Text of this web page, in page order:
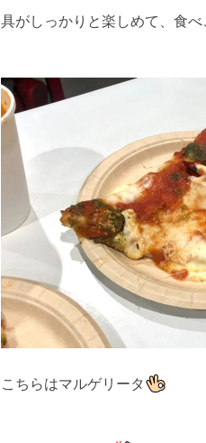
具がしっかりと楽しめて、食
こちらはマルゲリータ